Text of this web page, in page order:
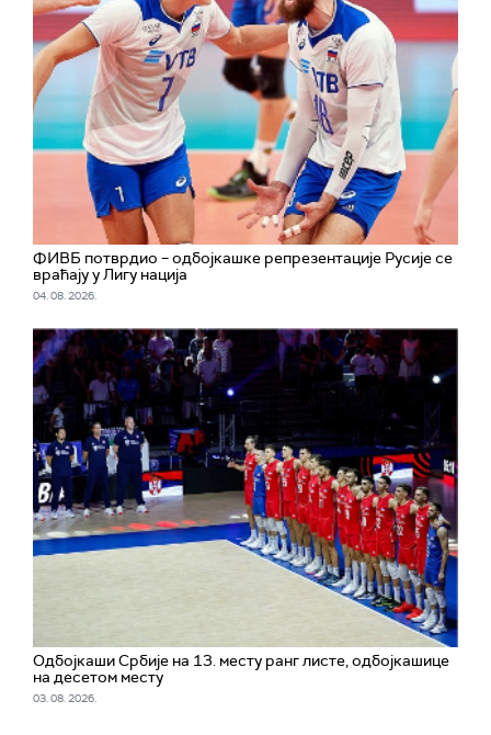
ФИВБ потврдио – одбојкашке репрезентације Русије се
враћају у Лигу нација
04. 08. 2026.
Одбојкаши Србије на 13. месту ранг листе, одбојкашице
на десетом месту
03. 08. 2026.